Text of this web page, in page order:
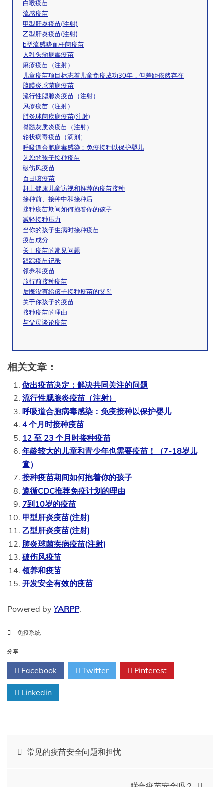
白喉疫苗
流感疫苗
甲型肝炎疫苗(注射)
乙型肝炎疫苗(注射)
b型流感嗜血杆菌疫苗
人乳头瘤病毒疫苗
麻疹疫苗（注射）
儿童疫苗项目标志着儿童免疫成功30年，但差距依然存在
脑膜炎球菌病疫苗
流行性腮腺炎疫苗（注射）
风疹疫苗（注射）
肺炎球菌疾病疫苗(注射)
脊髓灰质炎疫苗（注射）
轮状病毒疫苗（滴剂）
呼吸道合胞病毒感染：免疫接种以保护婴儿
为您的孩子接种疫苗
破伤风疫苗
百日咳疫苗
赶上健康儿童访视和推荐的疫苗接种
接种前、接种中和接种后
接种疫苗期间如何抱着你的孩子
减轻接种压力
当你的孩子生病时接种疫苗
疫苗成分
关于疫苗的常见问题
跟踪疫苗记录
领养和疫苗
旅行前接种疫苗
后悔没有给孩子接种疫苗的父母
关于你孩子的疫苗
接种疫苗的理由
与父母谈论疫苗
相关文章：
做出疫苗决定：解决共同关注的问题
流行性腮腺炎疫苗（注射）
呼吸道合胞病毒感染：免疫接种以保护婴儿
4 个月时接种疫苗
12 至 23 个月时接种疫苗
年龄较大的儿童和青少年也需要疫苗！（7-18岁儿
童）
接种疫苗期间如何抱着你的孩子
遵循CDC推荐免疫计划的理由
7到10岁的疫苗
甲型肝炎疫苗(注射)
乙型肝炎疫苗(注射)
肺炎球菌疾病疫苗(注射)
破伤风疫苗
领养和疫苗
开发安全有效的疫苗
Powered byYARPP.
免疫系统
分享
Facebook Twitter Pinterest
Linkedin
文 常见的疫苗安全问题和担忧